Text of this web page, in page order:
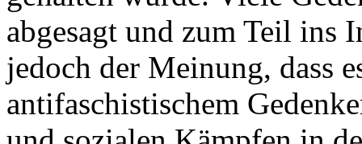
abgesagt und zum Teil ins
jedoch der Meinung, dass
antifaschistischem